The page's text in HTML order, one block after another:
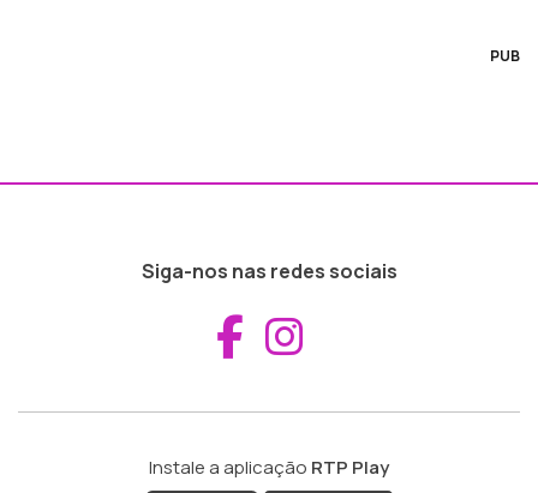
PUB
Siga-nos nas redes sociais
Aceder ao
Instale a aplicação RTP Play